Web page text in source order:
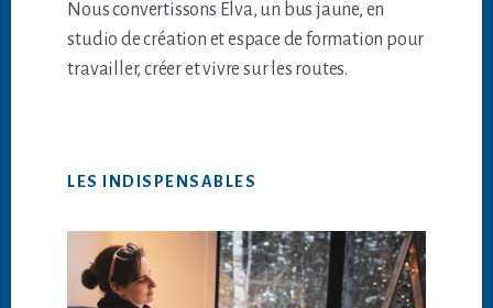
Nous convertissons Elva, un bus jaune, en
studio de création et espace de formation pour
travailler, créer et vivre sur les routes.
LES INDISPENSABLES